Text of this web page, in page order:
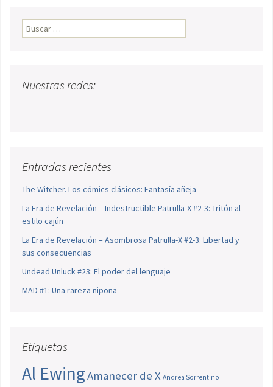
Buscar:
Nuestras redes:
Entradas recientes
The Witcher. Los cómics clásicos: Fantasía añeja
La Era de Revelación – Indestructible Patrulla-X #2-3: Tritón al
estilo cajún
La Era de Revelación – Asombrosa Patrulla-X #2-3: Libertad y
sus consecuencias
Undead Unluck #23: El poder del lenguaje
MAD #1: Una rareza nipona
Etiquetas
Al EwingAmanecer de X Andrea Sorrentino